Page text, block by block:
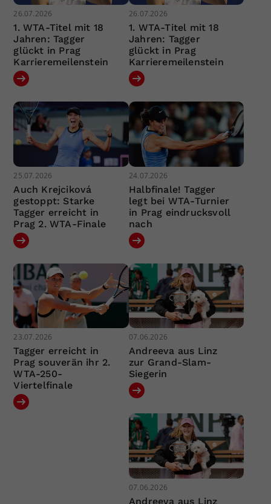
26.07.2026
1. WTA-Titel mit 18
Jahren: Tagger
glückt in Prag
Karrieremeilenstein
26.07.2026
1. WTA-Titel mit 18
Jahren: Tagger
glückt in Prag
Karrieremeilenstein
25.07.2026
Auch Krejciková
gestoppt: Starke
Tagger erreicht in
Prag 2. WTA-Finale
24.07.2026
Halbfinale! Tagger
legt bei WTA-Turnier
in Prag eindrucksvoll
nach
23.07.2026
Tagger erreicht in
Prag souverän ihr 2.
WTA-250-
Viertelfinale
07.06.2026
Andreeva aus Linz
zur Grand-Slam-
Siegerin
07.06.2026
Andreeva aus Linz